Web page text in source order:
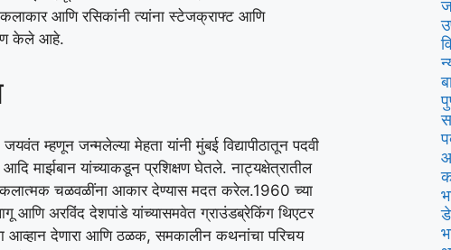
आणि रसिकांनी त्यांना स्टेजक्राफ्ट आणि
केले आहे.
म्हणून जन्मलेल्या मेहता यांनी मुंबई विद्यापीठातून पदवी
मार्झबान यांच्याकडून प्रशिक्षण घेतले.नाट्यक्षेत्रातील
कलात्मक चळवळींना आकार देण्यास मदत करेल.1960 च्या
अरविंद देशपांडे यांच्यासमवेत ग्राउंडब्रेकिंग थिएटर
आव्हान देणारा आणि ठळक, समकालीन कथनांचा परिचय